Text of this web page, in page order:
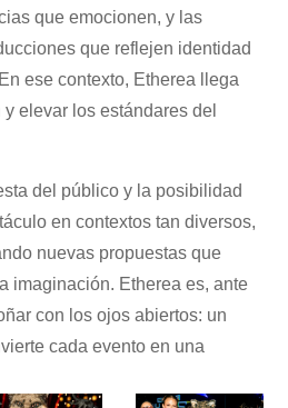
que emocionen, y las
que reflejen identidad
ese contexto, Etherea llega
elevar los estándares del
del público y la posibilidad
en contextos tan diversos,
nuevas propuestas que
imaginación. Etherea es, ante
con los ojos abiertos: un
cada evento en una